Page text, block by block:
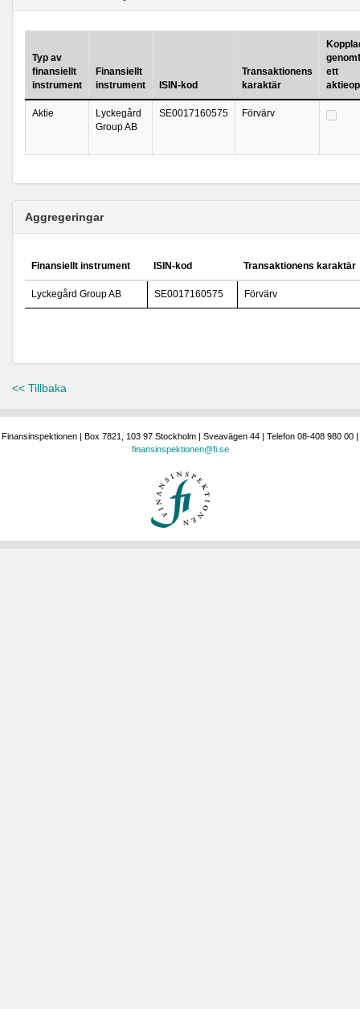
Typ av
finansiellt
instrument
Finansiellt
instrument
ISIN-kod
Transaktionens
karaktär
ett
Aktie
Lyckegård
Group AB
SE0017160575 Förvärv
Aggregeringar
Finansiellt instrument ISIN-kod Transaktionens karaktär
Lyckegård Group AB SE0017160575 Förvärv
<< Tillbaka
Finansinspektionen | Box 7821, 103 97 Stockholm | Sveavägen 44 | Telefon 08-408 980 00 |
finansinspektionen@fi.se